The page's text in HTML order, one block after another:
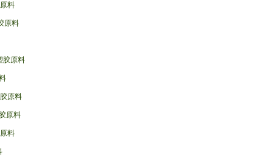
料
原料
胶原料
原料
原料
料